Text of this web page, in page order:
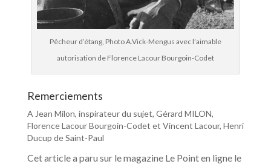
Pêcheur d’étang, Photo A.Vick-Mengus avec l’aimable
autorisation de Florence Lacour Bourgoin-Codet
Remerciements
A Jean Milon, inspirateur du sujet, Gérard MILON,
Florence Lacour Bourgoin-Codet et Vincent Lacour, Henri
Ducup de Saint-Paul
Cet article a paru sur le magazine Le Point en ligne le